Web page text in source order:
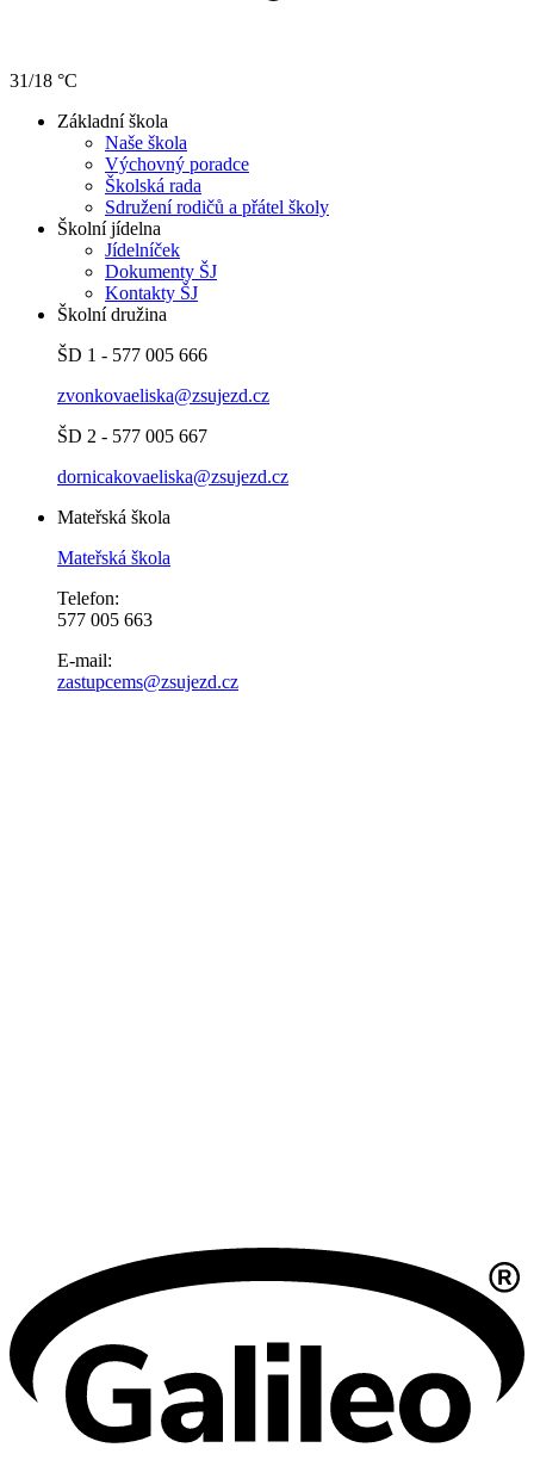
31/18 °C
Základní škola
Naše škola
Výchovný poradce
Školská rada
Sdružení rodičů a přátel školy
Školní jídelna
Jídelníček
Dokumenty ŠJ
Kontakty ŠJ
Školní družina
ŠD 1 - 577 005 666
zvonkovaeliska@zsujezd.cz
ŠD 2 - 577 005 667
dornicakovaeliska@zsujezd.cz
Mateřská škola
Mateřská škola
Telefon:
577 005 663
E-mail:
zastupcems@zsujezd.cz